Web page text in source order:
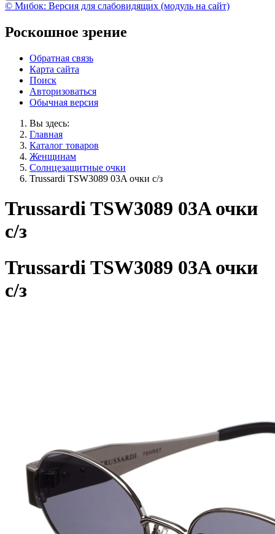
© Мибок: Версия для слабовидящих (модуль на сайт)
Роскошное зрение
Обратная связь
Карта сайта
Поиск
Авторизоваться
Обычная версия
Вы здесь:
Главная
Каталог товаров
Женщинам
Солнцезащитные очки
Trussardi TSW3089 03A очки с/з
Trussardi TSW3089 03A очки
с/з
Trussardi TSW3089 03A очки
с/з